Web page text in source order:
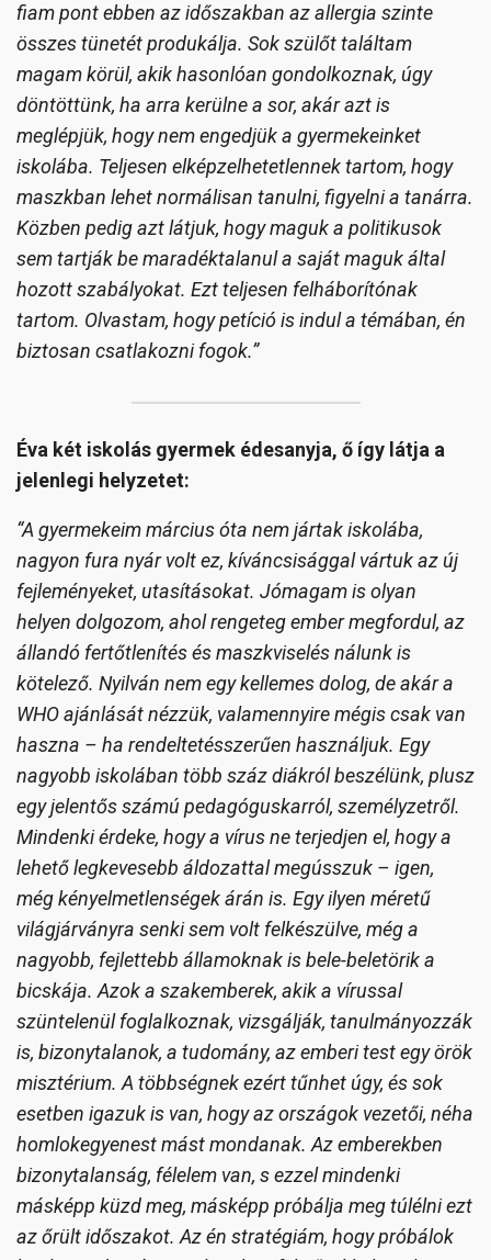
fiam pont ebben az időszakban az allergia szinte
összes tünetét produkálja. Sok szülőt találtam
magam körül, akik hasonlóan gondolkoznak, úgy
döntöttünk, ha arra kerülne a sor, akár azt is
meglépjük, hogy nem engedjük a gyermekeinket
iskolába. Teljesen elképzelhetetlennek tartom, hogy
maszkban lehet normálisan tanulni, figyelni a tanárra.
Közben pedig azt látjuk, hogy maguk a politikusok
sem tartják be maradéktalanul a saját maguk által
hozott szabályokat. Ezt teljesen felháborítónak
tartom. Olvastam, hogy petíció is indul a témában, én
biztosan csatlakozni fogok.”
Éva két iskolás gyermek édesanyja, ő így látja a
jelenlegi helyzetet:
“A gyermekeim március óta nem jártak iskolába,
nagyon fura nyár volt ez, kíváncsisággal vártuk az új
fejleményeket, utasításokat. Jómagam is olyan
helyen dolgozom, ahol rengeteg ember megfordul, az
állandó fertőtlenítés és maszkviselés nálunk is
kötelező. Nyilván nem egy kellemes dolog, de akár a
WHO ajánlását nézzük, valamennyire mégis csak van
haszna – ha rendeltetésszerűen használjuk. Egy
nagyobb iskolában több száz diákról beszélünk, plusz
egy jelentős számú pedagóguskarról, személyzetről.
Mindenki érdeke, hogy a vírus ne terjedjen el, hogy a
lehető legkevesebb áldozattal megússzuk – igen,
még kényelmetlenségek árán is. Egy ilyen méretű
világjárványra senki sem volt felkészülve, még a
nagyobb, fejlettebb államoknak is bele-beletörik a
bicskája. Azok a szakemberek, akik a vírussal
szüntelenül foglalkoznak, vizsgálják, tanulmányozzák
is, bizonytalanok, a tudomány, az emberi test egy örök
misztérium. A többségnek ezért tűnhet úgy, és sok
esetben igazuk is van, hogy az országok vezetői, néha
homlokegyenest mást mondanak. Az emberekben
bizonytalanság, félelem van, s ezzel mindenki
másképp küzd meg, másképp próbálja meg túlélni ezt
az őrült időszakot. Az én stratégiám, hogy próbálok